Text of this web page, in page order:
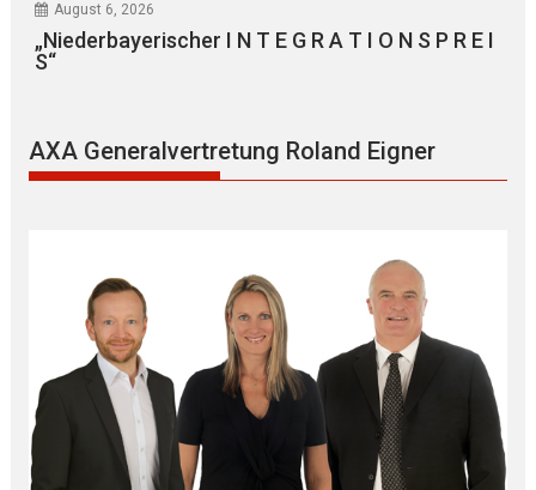
August 6, 2026
„Niederbayerischer I N T E G R A T I O N S P R E I
S“
AXA Generalvertretung Roland Eigner